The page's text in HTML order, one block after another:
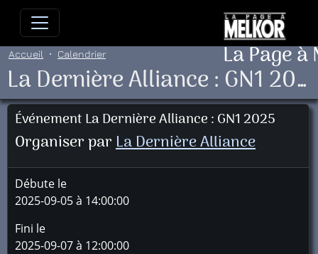
Allez directement au contenu
La Page
Accueil Calendrier
La Dernière Alliance : GN1 2025
Événement La Dernière Alliance : GN1 2025
Organiser parLa Dernière Alliance
Débute le
2025-09-05 à 14:00:00
Fini le
2025-09-07 à 12:00:00